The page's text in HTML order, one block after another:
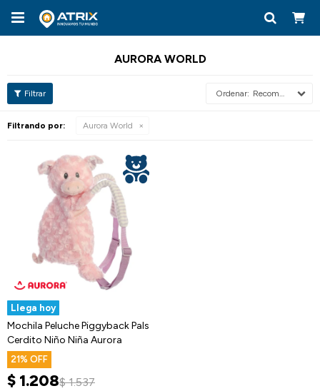

AURORA WORLD
Recomendados
Filtrando por: Aurora World
Llega hoy
Mochila Peluche Piggyback Pals
Cerdito Niño Niña Aurora
21
$ 1.208$ 1.537